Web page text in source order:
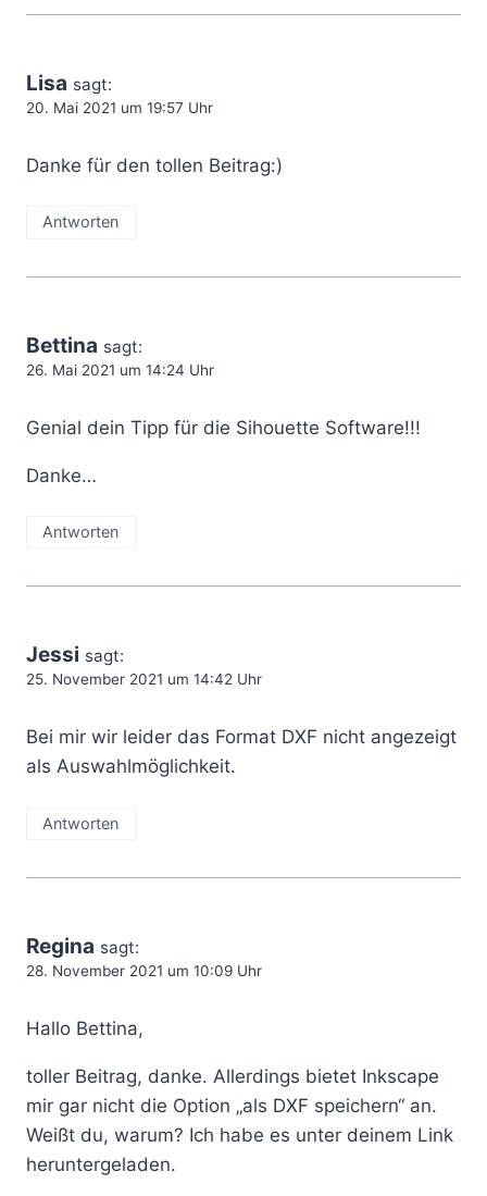
Lisa sagt:
20. Mai 2021 um 19:57 Uhr
Danke für den tollen Beitrag:)
Antworten
Bettina sagt:
26. Mai 2021 um 14:24 Uhr
Genial dein Tipp für die Sihouette Software!!!
Danke…
Antworten
Jessi sagt:
25. November 2021 um 14:42 Uhr
Bei mir wir leider das Format DXF nicht angezeigt
als Auswahlmöglichkeit.
Antworten
Regina sagt:
28. November 2021 um 10:09 Uhr
Hallo Bettina,
toller Beitrag, danke. Allerdings bietet Inkscape
mir gar nicht die Option „als DXF speichern“ an.
Weißt du, warum? Ich habe es unter deinem Link
heruntergeladen.